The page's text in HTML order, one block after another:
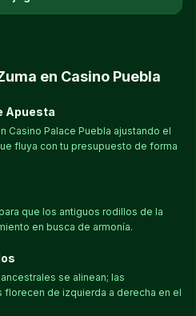
en Casino Puebla
Apuesta
Casino Palace Puebla ajustando el
fluya con tu presupuesto de forma
que los antiguos rodillos de la
en busca de armonía.
se alinean; las
florecen de izquierda a derecha en el